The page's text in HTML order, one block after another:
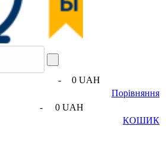
-
0 UAH
Порівняння
-
0 UAH
КОШИК